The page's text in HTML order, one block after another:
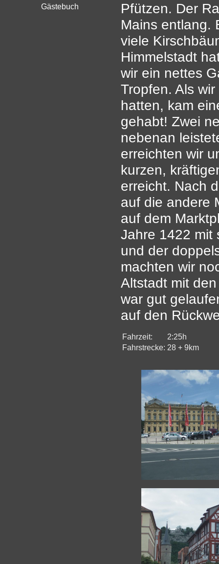
Gästebuch
Pfützen. Der
Mains entlang.
viele
Himmelstadt
wir ein nettes
Tropfen. Als
hatten, kam
gehabt! Zwei
nebenan
erreichten wir
kurzen,
erreicht. Nach
auf die andere
auf dem
Jahre 1422 mit
und der
machten wir
Altstadt mit
war gut
auf den
Fahrzeit:
2:25h
Fahrstrecke: 28 + 9km